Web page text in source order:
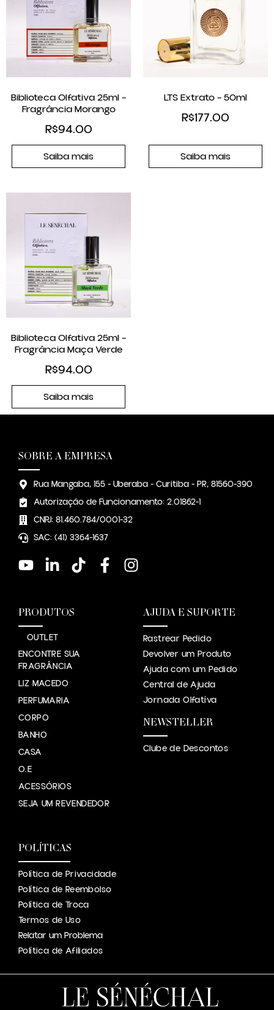
Biblioteca Olfativa 25ml –
Fragrância Morango
R$94.00
Saiba mais
LTS Extrato – 50ml
R$177.00
Saiba mais
Biblioteca Olfativa 25ml –
Fragrância Maça Verde
R$94.00
Saiba mais
SOBRE A EMPRESA
Rua Mangaba, 155 - Uberaba - Curitiba - PR, 81560-390
Autorização de Funcionamento: 2.01862-1
CNPJ: 81.460.784/0001-32
SAC: (41) 3364-1637
PRODUTOS
OUTLET
ENCONTRE SUA
FRAGRÂNCIA
LIZ MACEDO
PERFUMARIA
CORPO
BANHO
CASA
O.E
ACESSÓRIOS
SEJA UM REVENDEDOR
AJUDA E SUPORTE
Rastrear Pedido
Devolver um Produto
Ajuda com um Pedido
Central de Ajuda
Jornada Olfatíva
NEWSTELLER
Clube de Descontos
POLÍTICAS
Política de Privacidade
Política de Reembolso
Política de Troca
Termos de Uso
Relatar um Problema
Política de Afiliados